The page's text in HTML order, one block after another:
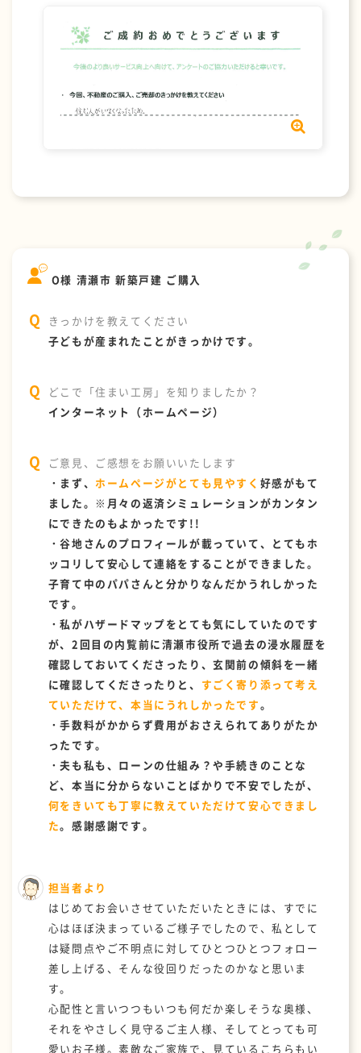
O様 清瀬市 新築戸建 ご購入
きっかけを教えてください
子どもが産まれたことがきっかけです。
どこで「住まい工房」を知りましたか？
インターネット（ホームページ）
ご意見、ご感想をお願いいたします
・まず、ホームページがとても見やすく 好感がもて
ました。※月々の返済シミュレーションがカンタン
にできたのもよかったです!!
・谷地さんのプロフィールが載っていて、とてもホ
ッコリして安心して連絡をすることができました。
子育て中のパパさんと分かりなんだかうれしかった
です。
・私がハザードマップをとても気にしていたのです
が、2回目の内覧前に清瀬市役所で過去の浸水履歴を
確認しておいてくださったり、玄関前の傾斜を一緒
に確認してくださったりと、 すごく寄り添って考え
ていただけて、本当にうれしかったです。
・手数料がかからず費用がおさえられてありがたか
ったです。
・夫も私も、ローンの仕組み？や手続きのことな
ど、本当に分からないことばかりで不安でしたが、
何をきいても丁寧に教えていただけて安心できまし
た。感謝感謝です。
担当者より
はじめてお会いさせていただいたときには、すでに
心はほぼ決まっているご様子でしたので、私として
は疑問点やご不明点に対してひとつひとつフォロー
差し上げる、そんな役回りだったのかなと思いま
す。
心配性と言いつつもいつも何だか楽しそうな奥様、
それをやさしく見守るご主人様、そしてとっても可
愛いお子様。素敵なご家族で、見ているこちらもい